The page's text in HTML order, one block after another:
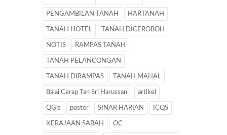
PENGAMBILAN TANAH HARTANAH
TANAH HOTEL TANAH DICEROBOH
NOTIS RAMPAS TANAH
TANAH PELANCONGAN
TANAH DIRAMPAS TANAH MAHAL
Balai Cerap Tan Sri Harussani artikel
QGis poster SINAR HARIAN ICQS
KERAJAAN SABAH OC